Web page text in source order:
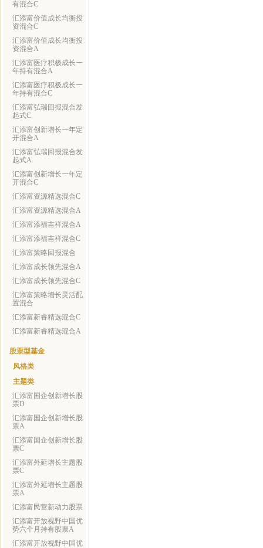
有混合C
汇添富价值成长均衡投
资混合C
汇添富价值成长均衡投
资混合A
汇添富医疗积极成长一
年持有混合A
汇添富医疗积极成长一
年持有混合C
汇添富弘瑞回报混合发
起式C
汇添富创新增长一年定
开混合A
汇添富弘瑞回报混合发
起式A
汇添富创新增长一年定
开混合C
汇添富资源精选混合C
汇添富资源精选混合A
汇添富添福吉祥混合A
汇添富添福吉祥混合C
汇添富策略回报混合
汇添富成长领先混合A
汇添富成长领先混合C
汇添富策略增长灵活配
置混合
汇添富新睿精选混合C
汇添富新睿精选混合A
股票型基金
风格类
主题类
汇添富国企创新增长股
票D
汇添富国企创新增长股
票A
汇添富国企创新增长股
票C
汇添富外延增长主题股
票C
汇添富外延增长主题股
票A
汇添富民营新动力股票
汇添富开放视野中国优
势六个月持有股票A
汇添富开放视野中国优